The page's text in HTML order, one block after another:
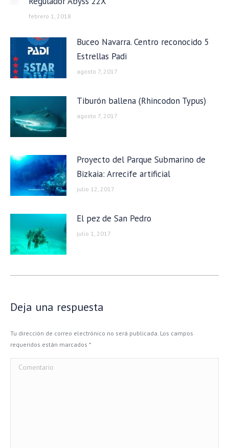
febrero 1, 2018
Buceo Navarra. Centro reconocido 5
Estrellas Padi
agosto 7, 2017
Tiburón ballena (Rhincodon Typus)
agosto 7, 2017
Proyecto del Parque Submarino de
Bizkaia: Arrecife artificial
julio 12, 2017
El pez de San Pedro
julio 1, 2017
Deja una respuesta
Tu dirección de correo electrónico no será publicada. Los campos
requeridos están marcados *
Comentario